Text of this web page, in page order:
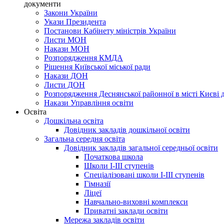
документи
Закони України
Укази Президента
Постанови Кабінету міністрів України
Листи МОН
Накази МОН
Розпорядження КМДА
Рішення Київської міської ради
Накази ДОН
Листи ДОН
Розпорядження Деснянської районної в місті Києві
Накази Управління освіти
Освіта
Дошкільна освіта
Довідник закладів дошкільної освіти
Загальна середня освіта
Довідник закладів загальної середньої освіти
Початкова школа
Школи І-ІІІ ступенів
Спеціалізовані школи І-ІІІ ступенів
Гімназії
Ліцеї
Навчально-виховні комплекси
Приватні заклади освіти
Мережа закладів освіти